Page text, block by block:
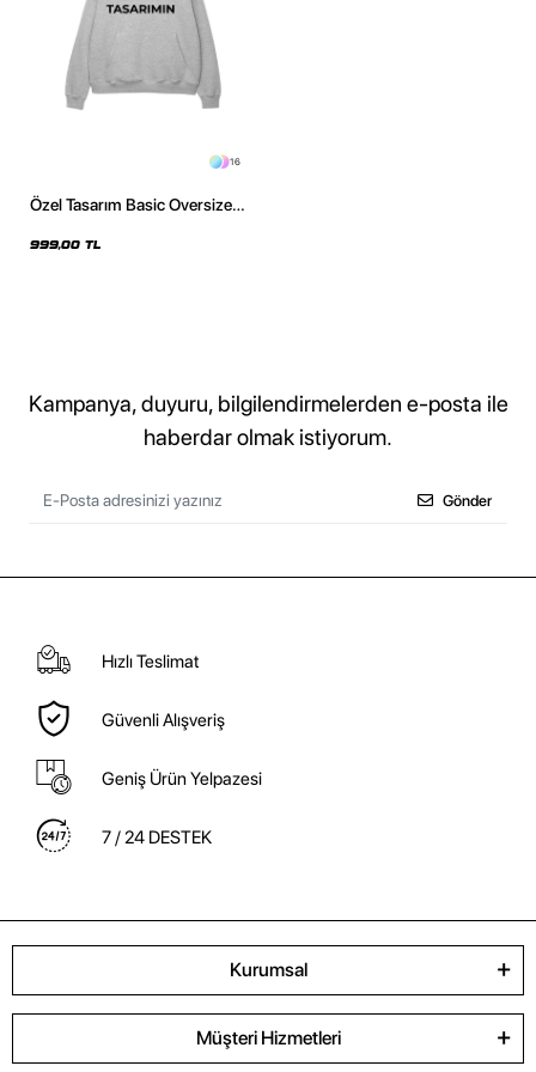
16
Özel Tasarım Basic Oversize
999,00 TL
Kampanya, duyuru, bilgilendirmelerden e-posta ile
haberdar olmak istiyorum.
Gönder
Hızlı Teslimat
Güvenli Alışveriş
Geniş Ürün Yelpazesi
7 / 24 DESTEK
Kurumsal
Müşteri Hizmetleri